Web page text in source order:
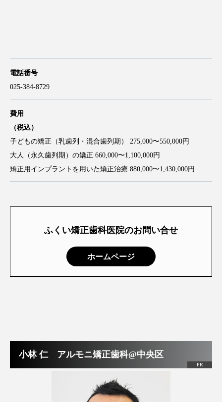
電話番号
025-384-8729
費用
（税込）
子どもの矯正（乳歯列・混合歯列期） 275,000〜550,000円
大人（永久歯列期）の矯正 660,000〜1,100,000円
矯正用インプラントを用いた矯正治療 880,000〜1,430,000円
ふくい矯正歯科医院のお問い合せ
ホームページ
小林 仁 アルモニ矯正歯科@中央区